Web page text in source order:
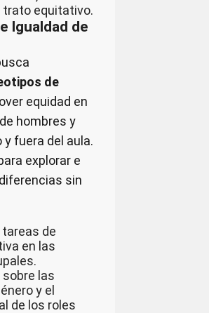
trato equitativo.
Igualdad de
de
equidad en
hombres y
fuera del aula.
explorar e
sin
de
en las
las
y el
de los roles